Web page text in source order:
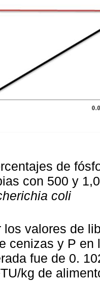
de
con 500 y
coli
los valores de
cenizas y P
fue de 0.
kg de